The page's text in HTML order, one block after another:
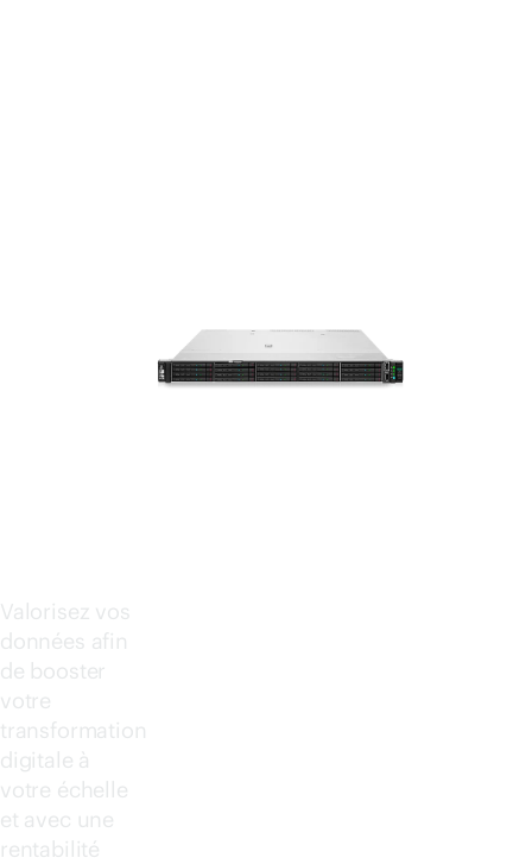
Valorisez vos
données afin
de booster
votre
transformation
digitale à
votre échelle
et avec une
rentabilité